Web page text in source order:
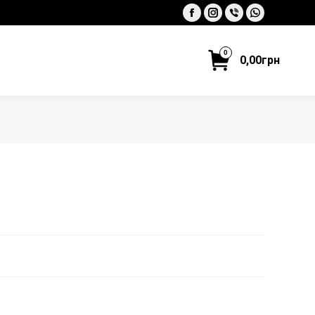
Facebook
Instagram
ViberWhatsapp
0,00грн
0